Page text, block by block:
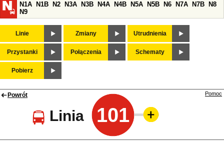
N1A
N1B N2 N3A N3B N4A N4B N5A N5B N6 N7A N7B
N8
N9
Linie Zmiany Utrudnienia
Przystanki Połączenia Schematy
Pobierz
Powrót
Linia 101
Pomoc